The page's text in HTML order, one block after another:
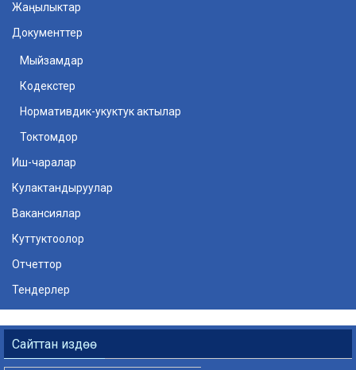
Жаңылыктар
Документтер
Мыйзамдар
Кодекстер
Нормативдик-укуктук актылар
Токтомдор
Иш-чаралар
Кулактандыруулар
Вакансиялар
Куттуктоолор
Отчеттор
Тендерлер
Сайттан издөө